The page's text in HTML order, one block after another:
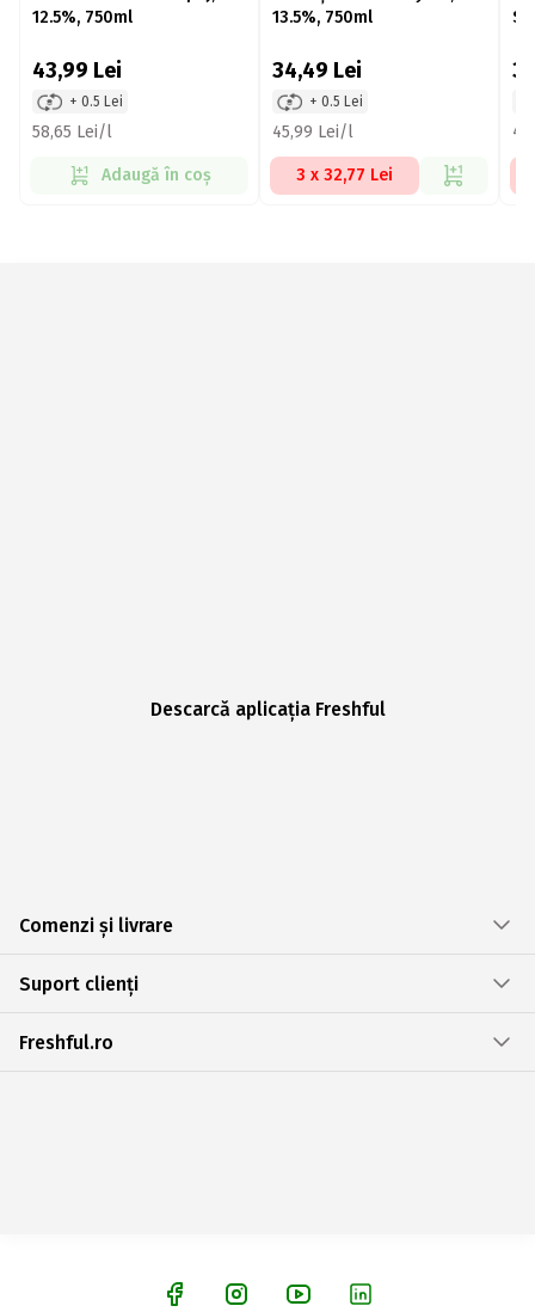
12.5%, 750ml
43,99 Lei
+ 0.5 Lei
58,65 Lei/l
Adaugă în coș
13.5%, 750ml
34,49 Lei
+ 0.5 Lei
45,99 Lei/l
3 x 32,77 Lei
Descarcă aplicația Freshful
Comenzi și livrare
Suport clienți
Freshful.ro